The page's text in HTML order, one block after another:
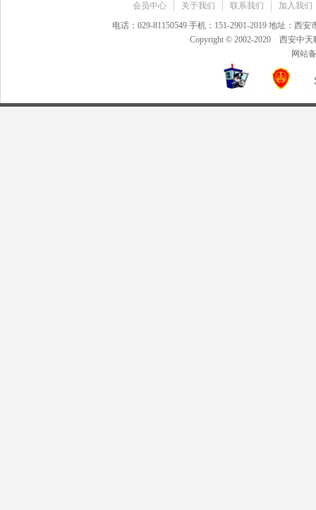
会员中心 关于我们 联系我们
加入我们
电话：029-81150549 手机：151-2901-2019 地址：西
Copyright © 2002-2020 西安中
网站